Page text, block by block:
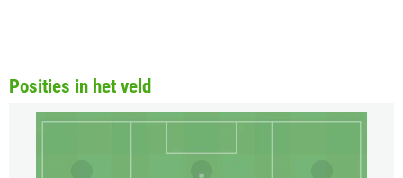
Posities in het veld